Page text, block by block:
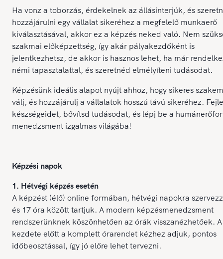
Ha vonz a toborzás, érdekelnek az állásinterjúk, és
hozzájárulni egy vállalat sikeréhez a megfelelő munkaerő
kiválasztásával, akkor ez a képzés neked való. Nem
szakmai előképzettség, így akár pályakezdőként is
jelentkezhetsz, de akkor is hasznos lehet, ha már
némi tapasztalattal, és szeretnéd elmélyíteni tudásodat.
Képzésünk ideális alapot nyújt ahhoz, hogy sikeres
válj, és hozzájárulj a vállalatok hosszú távú sikeréhez.
készségeidet, bővítsd tudásodat, és lépj be a
menedzsment izgalmas világába!
Képzési napok
1. Hétvégi képzés esetén
A képzést (élő) online formában, hétvégi napokra
és 17 óra között tartjuk. A modern képzésmenedzsment
rendszerünknek köszönhetően az órák visszanézhetőek.
kezdete előtt a komplett órarendet kézhez adjuk, pontos
időbeosztással, így jó előre lehet tervezni.